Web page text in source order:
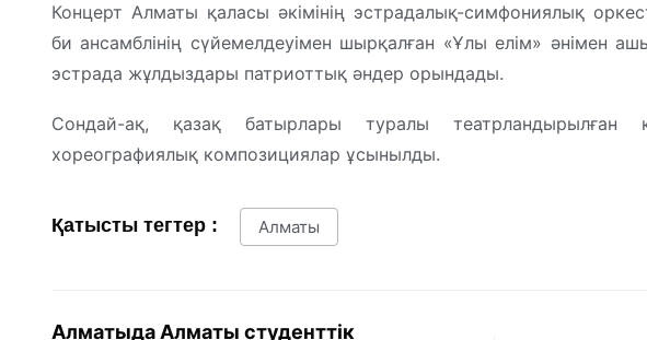
Концерт Алматы қаласы әкімінің эстрадалық-симфониялық
би ансамблінің сүйемелдеуімен шырқалған «Ұлы елім» әнімен
эстрада жұлдыздары патриоттық әндер орындады.
Сондай-ақ, қазақ батырлары туралы театрландырылған
хореографиялық композициялар ұсынылды.
Қатысты тегтер : Алматы
Алматыда Алматы студенттік